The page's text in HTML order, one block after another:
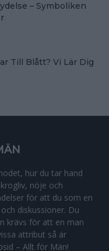
– Symboliken
Till Blått? Vi Lär Dig
hur du tar hand
nöje och
för att du som en
diskussioner. Du
krävs för att en man
attribut så är
– Allt för Män!